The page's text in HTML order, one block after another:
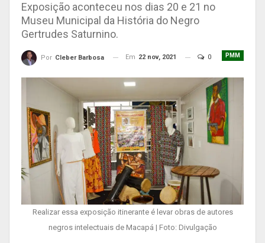
Exposição aconteceu nos dias 20 e 21 no
Museu Municipal da História do Negro
Gertrudes Saturnino.
PMM
Por Cleber Barbosa Em 22 nov, 2021 0
Realizar essa exposição itinerante é levar obras de autores
negros intelectuais de Macapá | Foto: Divulgação